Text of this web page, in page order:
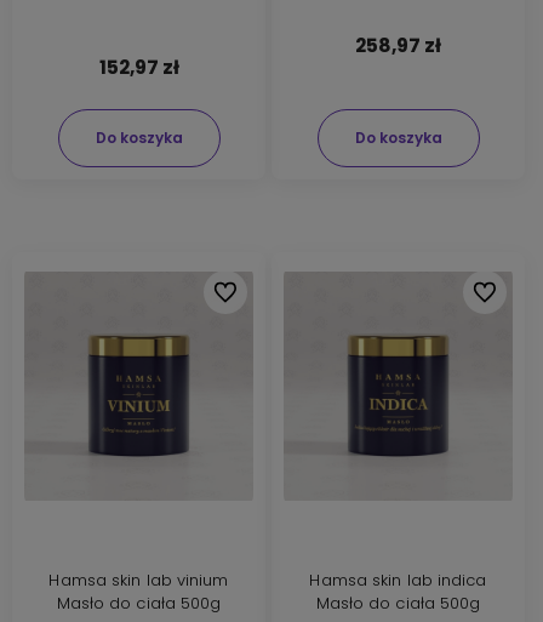
152,97 zł
Do koszyka
258,97 zł
Do koszyka
Hamsa skin lab vinium
Masło do ciała 500g
Do ulubionych
Hamsa skin lab indica
Masło do ciała 500g
Do